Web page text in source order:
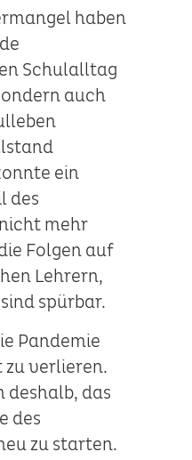
haben
Schulalltag
auch
ein
des
mehr
Folgen auf
Lehrern,
spürbar.
Pandemie
zu verlieren.
deshalb, das
des
zu starten.